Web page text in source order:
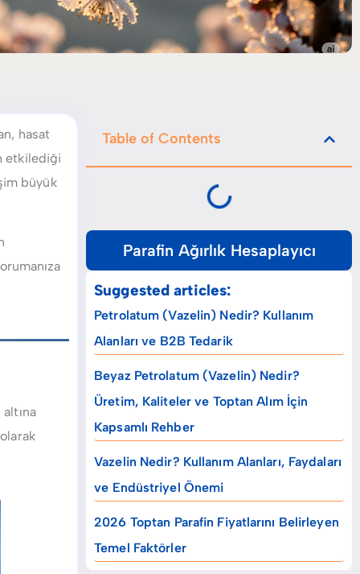
hasat
etkilediği
büyük
Table of Contents
Parafin Ağırlık Hesaplayıcı
Suggested articles:
Petrolatum (Vazelin) Nedir? Kullanım
Alanları ve B2B Tedarik
Beyaz Petrolatum (Vazelin) Nedir?
Üretim, Kaliteler ve Toptan Alım İçin
Kapsamlı Rehber
Vazelin Nedir? Kullanım Alanları, Faydaları
ve Endüstriyel Önemi
2026 Toptan Parafin Fiyatlarını Belirleyen
Temel Faktörler